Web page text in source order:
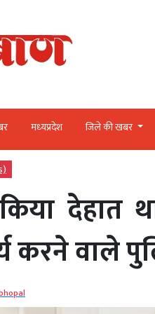
मध्‍यप्रदेश जिले की खबर
देहात
करने वाले